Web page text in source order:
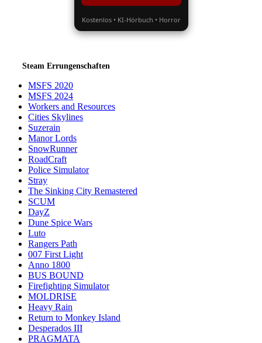
Kostenlos • KI-Hörbuch • Horror
Steam Errungenschaften
MSFS 2020
MSFS 2024
Workers and Resources
Cities Skylines
Suzerain
Manor Lords
SnowRunner
RoadCraft
Police Simulator
Stray
The Sinking City Remastered
SCUM
DayZ
Dune Spice Wars
Luto
Rangers Path
007 First Light
Anno 1800
BUS BOUND
Firefighting Simulator
MOLDRISE
Heavy Rain
Return to Monkey Island
Desperados III
PRAGMATA